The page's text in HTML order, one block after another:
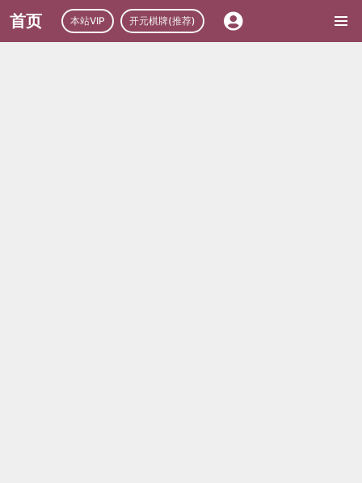
首页 本站VIP 开元棋牌(推荐)